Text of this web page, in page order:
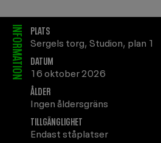
INFORMATION
PLATS
Sergels torg, Studion, plan 1
DATUM
16 oktober 2026
ÅLDER
Ingen åldersgräns
TILLGÄNGLIGHET
Endast ståplatser